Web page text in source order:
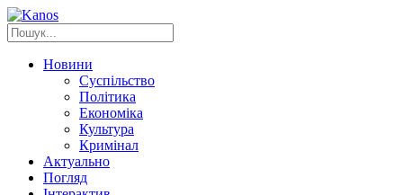
Новини
Суспільство
Політика
Економіка
Культура
Кримінал
Актуально
Погляд